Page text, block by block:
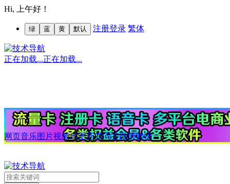
Hi, 上午好！
绿 蓝 黄 默认 注册登录 繁体
正在加载...正在加载...
网页音乐图片视频地图新闻问答微博购物